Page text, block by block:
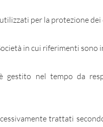
per la protezione
in cui riferimenti sono
nel tempo da
trattati